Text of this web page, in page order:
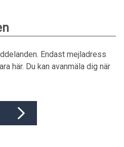
Endast mejladress
här. Du kan avanmäla dig när